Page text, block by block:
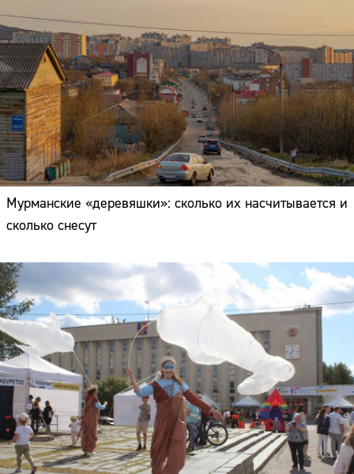
Мурманские «деревяшки»: сколько их насчитывается и
сколько снесут